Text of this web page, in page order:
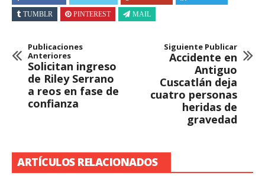
TUMBLR
PINTEREST MAIL
Publicaciones
Anteriores
Solicitan ingreso
de Riley Serrano
a reos en fase de
confianza
Siguiente Publicar
Accidente en
Antiguo
Cuscatlán deja
cuatro personas
heridas de
gravedad
ARTÍCULOS RELACIONADOS